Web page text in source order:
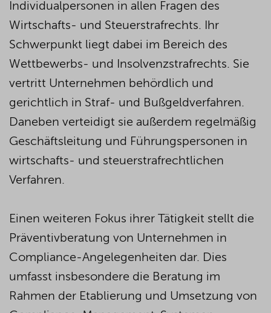
Individualpersonen in allen Fragen des
Wirtschafts- und Steuerstrafrechts. Ihr
Schwerpunkt liegt dabei im Bereich des
Wettbewerbs- und Insolvenzstrafrechts. Sie
vertritt Unternehmen behördlich und
gerichtlich in Straf- und Bußgeldverfahren.
Daneben verteidigt sie außerdem regelmäßig
Geschäftsleitung und Führungspersonen in
wirtschafts- und steuerstrafrechtlichen
Verfahren.
Einen weiteren Fokus ihrer Tätigkeit stellt die
Präventivberatung von Unternehmen in
Compliance-Angelegenheiten dar. Dies
umfasst insbesondere die Beratung im
Rahmen der Etablierung und Umsetzung von